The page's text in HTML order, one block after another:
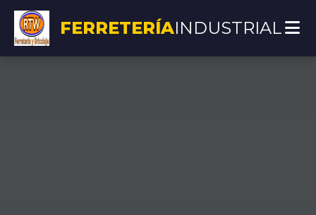
FERRETERÍAINDUSTRIAL